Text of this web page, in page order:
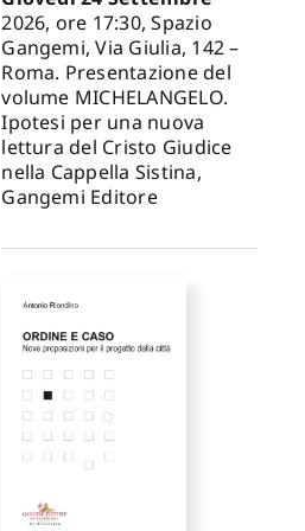
2026, ore 17:30, Spazio
Gangemi, Via Giulia, 142 –
Roma. Presentazione del
volume MICHELANGELO.
Ipotesi per una nuova
lettura del Cristo Giudice
nella Cappella Sistina,
Gangemi Editore